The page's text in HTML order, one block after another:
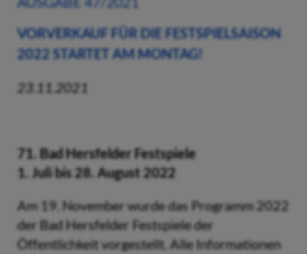
VORVERKAUF FÜR DIE FESTSPIELSAISON
2022 STARTET AM MONTAG!
23.11.2021
71. Bad Hersfelder Festspiele
1. Juli bis 28. August 2022
Am 19. November wurde das Programm 2022
der Bad Hersfelder Festspiele der
Öffentlichkeit vorgestellt. Alle Informationen